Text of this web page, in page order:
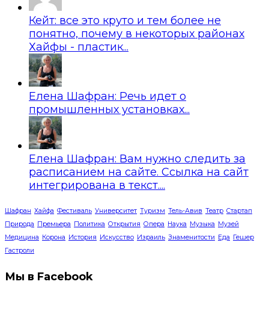
Кейт: все это круто и тем более не
понятно, почему в некоторых районах
Хайфы - пластик...
Елена Шафран: Речь идет о
промышленных установках...
Елена Шафран: Вам нужно следить за
расписанием на сайте. Ссылка на сайт
интегрирована в текст....
Шафран Хайфа Фестиваль Университет Туризм Тель-Авив Театр Стартап
Природа Премьера Политика Открытия Опера Наука Музыка Музей
Медицина Корона История Искусство Израиль Знаменитости Еда Гешер
Гастроли
Мы в Facebook